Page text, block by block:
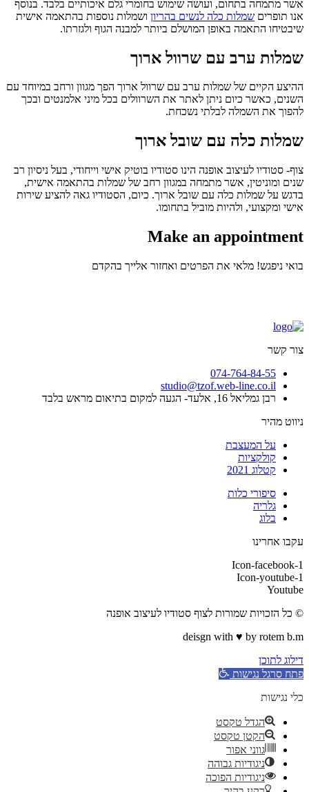
אשר מתמחה בתחום, ועושה שימוש בחומרי גלם איכותיים בלבד. בנוסף
אנו תופרים שמלות כלה לנשים בהריון ושמלות נוספות בהתאמה אישית
שיבטיחו התאמה באופן המושלם ביותר למבנה הגוף ולגזרתו.
שמלות ערב עם שרוול ארוך
ההיצע הקיים של שמלות ערב עם שרוול ארוך הפך מגוון ורחב במיוחד עם
השנים, כאשר כיום ניתן לאתר את השרוולים בכל מיני אלמנטים ובכך
להפוך את השמלה לבלתי נשכחת.
שמלות כלה עם שובל ארוך
צוף- סטודיו לעיצוב אופנה הינו סטודיו בוטיק אישי וייחודי, בעל ניסיון רב
שנים ומוניטין, אשר מתמחה במגוון רחב של שמלות בהתאמה אישית,
בדגש על שמלות כלה עם שובל ארוך. כיום, הסטודיו גאה להציע שירות
אישי ומקצועי, ולהיות מוביל בתחומו.
Make an appointment
בואי ניפגש! מלאי את הפרטים ואחזור אלייך בהקדם
צור קשר
074-764-84-55
studio@tzof.web-line.co.il
רבן גמליאל 16, אלעד- הגעה למקום בתיאום מראש בלבד
ניווט מהיר
על המעצבת
קולקציות
קטלוג 2021
סיפורי כלות
גלריה
בלוג
עקבו אחרינו
Icon-facebook-1
Icon-youtube-1
Youtube
© כל הזכויות שמורות לצוף סטודיו לעיצוב אופנה
deisgn with ♥ by rotem b.m
דילוג לתוכן
פתח סרגל נגישות
כלי נגישות
הגדל טקסט
הקטן טקסט
גווני אפור
ניגודיות גבוהה
ניגודיות הפוכה